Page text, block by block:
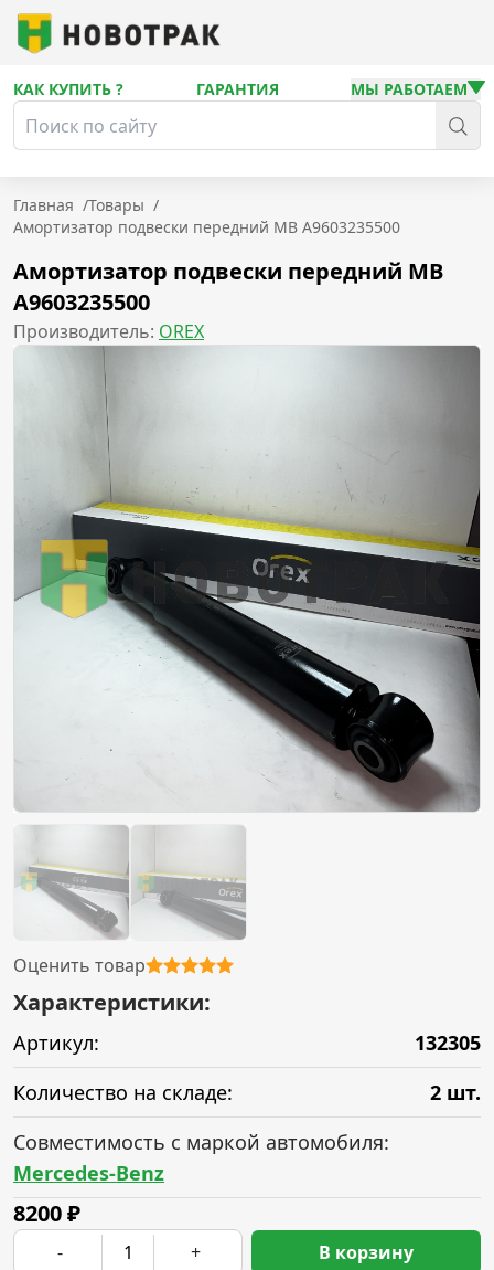
КАК КУПИТЬ ? ГАРАНТИЯ МЫ РАБОТАЕМ
Главная /Товары /
Амортизатор подвески передний MB A9603235500
Амортизатор подвески передний MB
A9603235500
Производитель: OREX
Оценить товар
Характеристики:
Артикул:
132305
Количество на складе:
2 шт.
Совместимость с маркой автомобиля:
Mercedes-Benz
8200₽
- + В корзину